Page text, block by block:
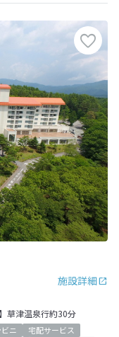
施設詳細
草津温泉行約30分
ニ
宅配サービス